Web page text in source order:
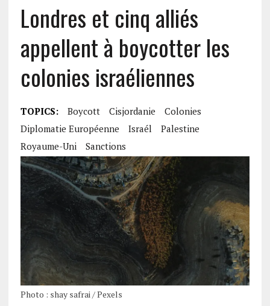
Londres et cinq alliés
appellent à boycotter les
colonies israéliennes
TOPICS: Boycott Cisjordanie
Colonies
Diplomatie Européenne
Israél
Palestine
Royaume-Uni
Sanctions
Photo : shay safrai / Pexels